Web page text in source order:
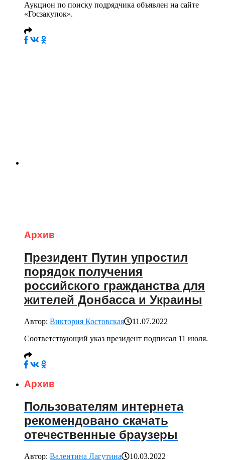
Аукцион по поиску подрядчика объявлен на сайте
«Госзакупок».
Архив
Президент Путин упростил
порядок получения
российского гражданства для
жителей Донбасса и Украины
Автор: Виктория Костовская
11.07.2022
Соответствующий указ президент подписал 11 июля.
Архив
Пользователям интернета
рекомендовано скачать
отечественные браузеры
Автор: Валентина Лагутина 10.03.2022